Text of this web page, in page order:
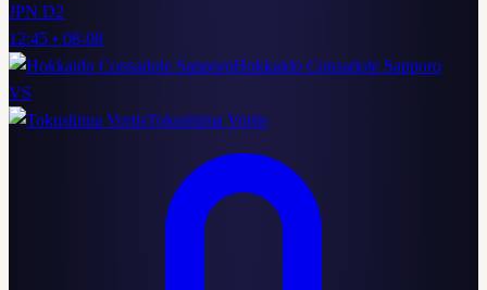
JPN D2
12:45 • 08-08
Hokkaido Consadole Sapporo
VS
Tokushima Vortis